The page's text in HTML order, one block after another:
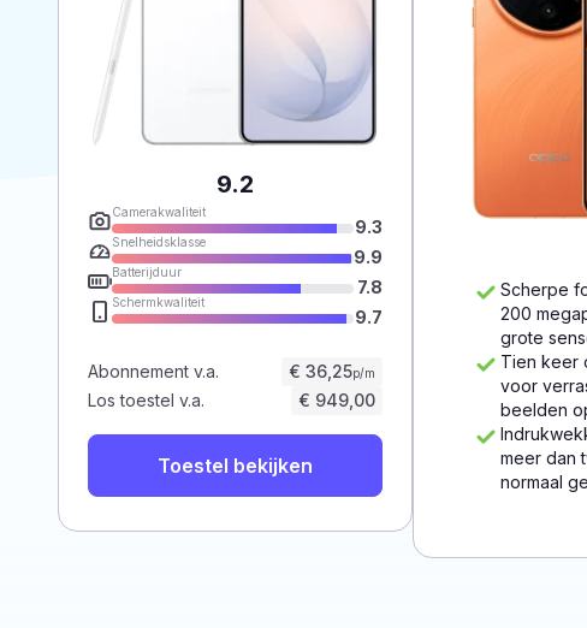
Scherpe
200
grote
Tien keer
voor
beelden
meer dan
normaal
9.2
Camerakwaliteit
9.3
Snelheidsklasse
9.9
Batterijduur
7.8
Schermkwaliteit
9.7
Abonnement v.a. € 36,25p/m
Los toestel v.a. € 949,00
Toestel bekijken